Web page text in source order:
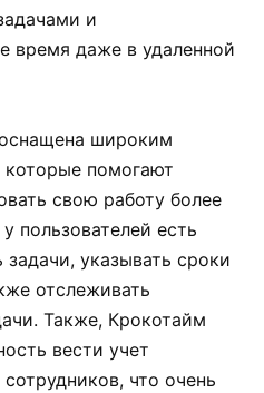
и
время даже в удаленной
широким
помогают
свою работу более
пользователей есть
указывать сроки
отслеживать
Также, Крокотайм
вести учет
что очень